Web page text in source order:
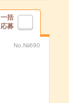
一括
応募
No.Nii690